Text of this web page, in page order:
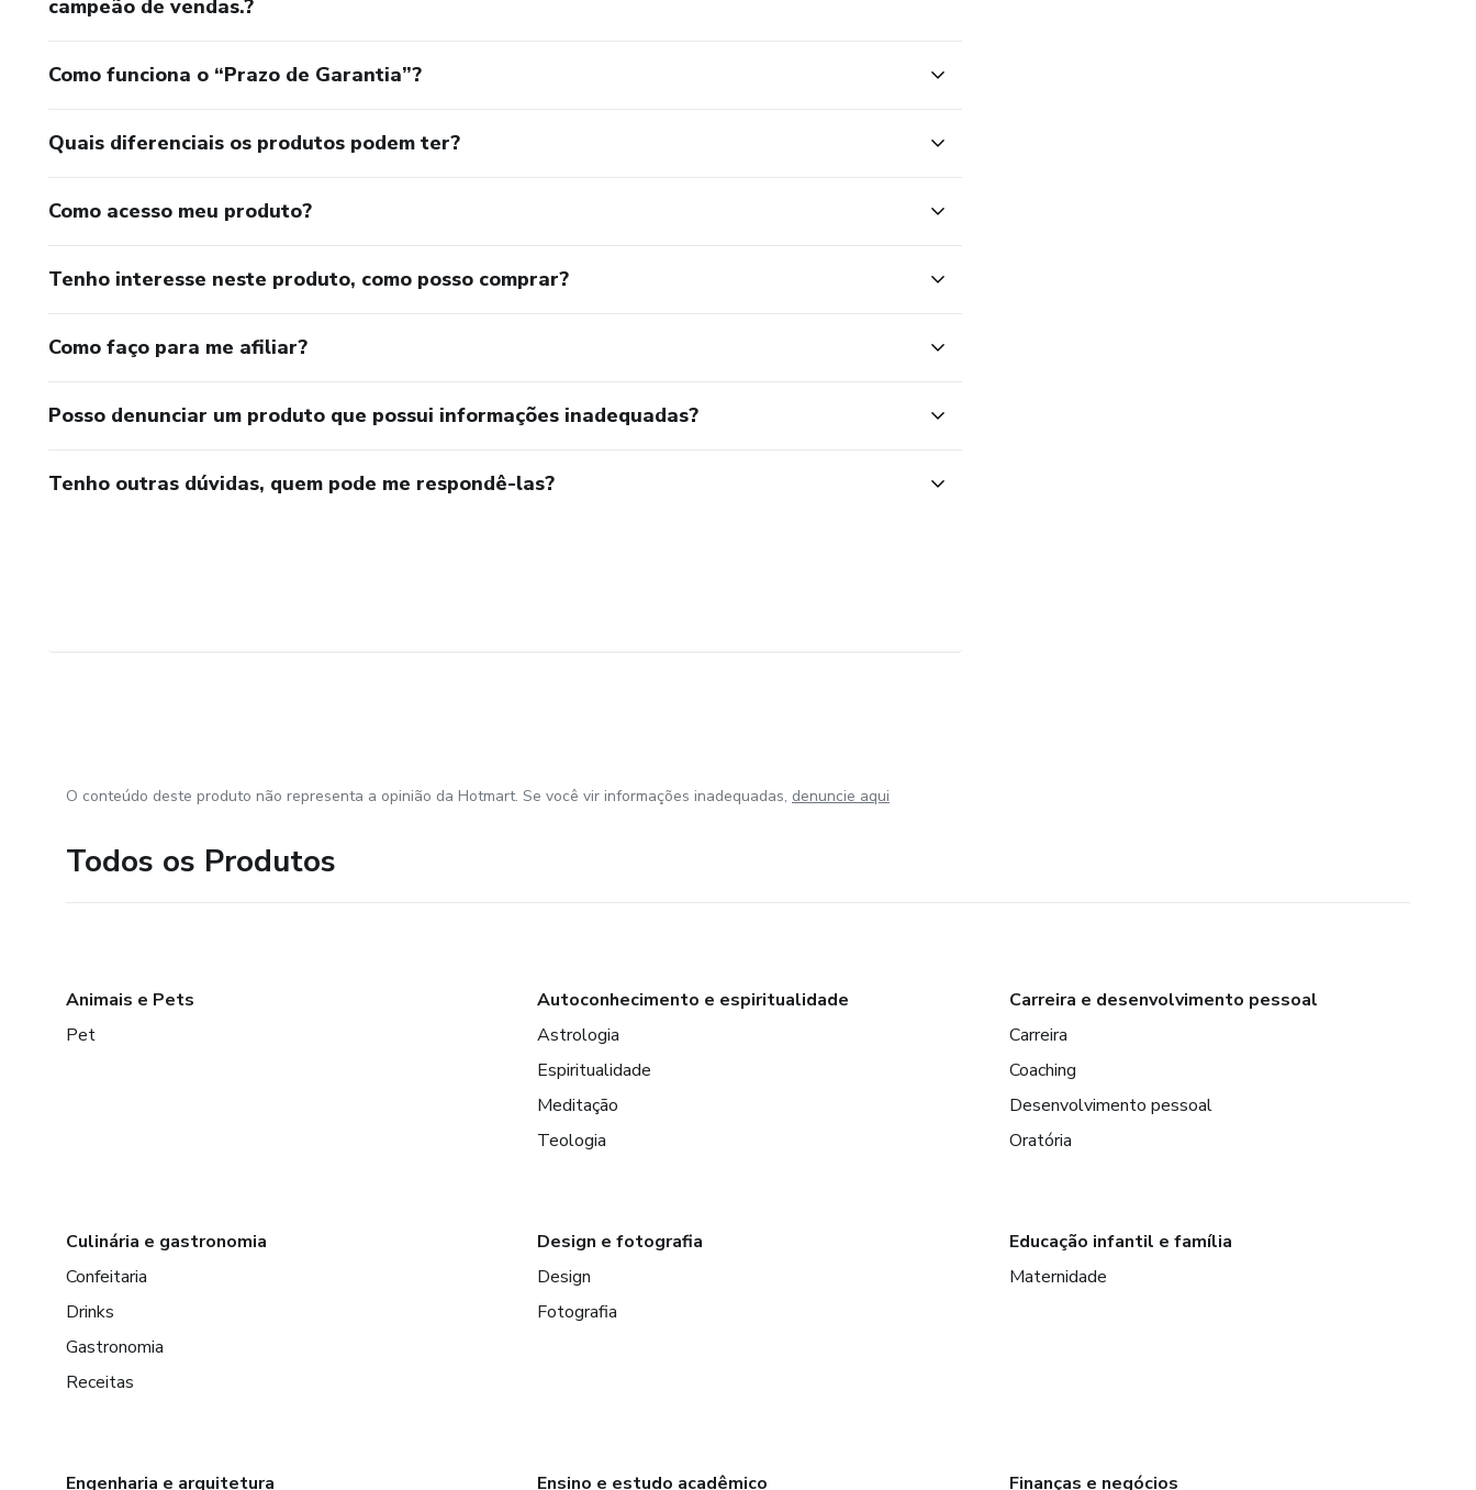
campeão de vendas.?
Como funciona o “Prazo de Garantia”?
Quais diferenciais os produtos podem ter?
Como acesso meu produto?
Tenho interesse neste produto, como posso comprar?
Como faço para me afiliar?
Posso denunciar um produto que possui informações inadequadas?
Tenho outras dúvidas, quem pode me respondê-las?
O conteúdo deste produto não representa a opinião da Hotmart. Se você vir informações inadequadas, denuncie aqui
Todos os Produtos
Animais e Pets
Pet
Autoconhecimento e espiritualidade
Astrologia
Espiritualidade
Meditação
Teologia
Carreira e desenvolvimento pessoal
Carreira
Coaching
Desenvolvimento pessoal
Oratória
Culinária e gastronomia
Confeitaria
Drinks
Gastronomia
Receitas
Design e fotografia
Design
Fotografia
Educação infantil e família
Maternidade
Engenharia e arquitetura Ensino e estudo acadêmico Finanças e negócios